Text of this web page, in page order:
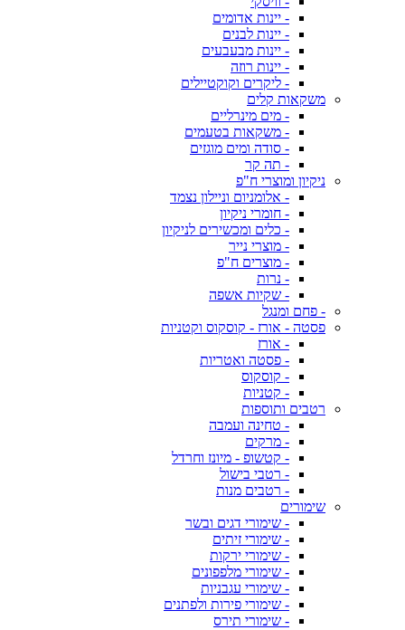
- יינות אדומים
- יינות לבנים
- יינות מבעבעים
- יינות רוזה
- ליקרים וקוקטיילים
משקאות קלים
- מים מינרליים
- משקאות בטעמים
- סודה ומים מוגזים
- תה קר
ניקיון ומוצרי ח"פ
- אלומניום וניילון נצמד
- חומרי ניקיון
- כלים ומכשירים לניקיון
- מוצרי נייר
- מוצרים ח"פ
- נרות
- שקיות אשפה
- פחם ומנגל
פסטה - אורז - קוסקוס וקטניות
- אורז
- פסטה ואטריות
- קוסקוס
- קטניות
רטבים ותוספות
- טחינה ועמבה
- מרקים
- קטשופ - מיונז וחרדל
- רטבי בישול
- רטבים מנות
שימורים
- שימורי דגים ובשר
- שימורי זיתים
- שימורי ירקות
- שימורי מלפפונים
- שימורי עגבניות
- שימורי פירות ולפתנים
- שימורי תירס